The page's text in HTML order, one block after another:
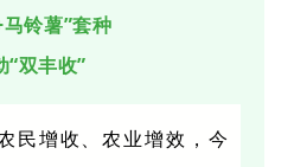
铃薯”套种
“双丰收”
民增收、农业增效，今